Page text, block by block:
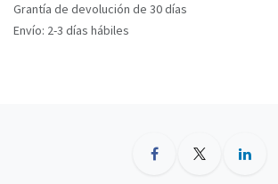
Grantía de devolución de 30 días
Envío: 2-3 días hábiles